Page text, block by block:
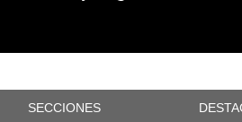
SECCIONES